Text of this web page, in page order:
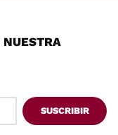
SUSCRIBIR